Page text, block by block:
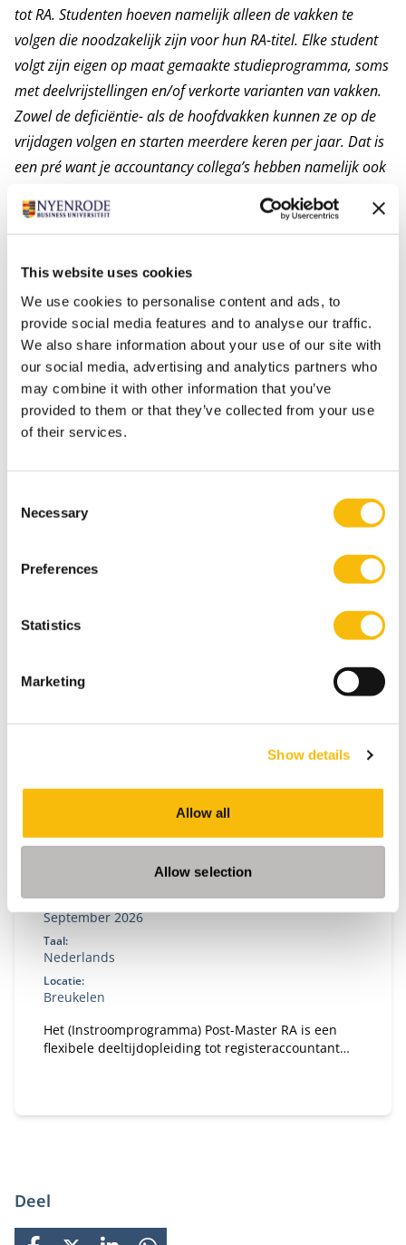
This website uses cookies
We use cookies to personalise content and ads, to
provide social media features and to analyse our traffic.
We also share information about your use of our site with
our social media, advertising and analytics partners who
may combine it with other information that you’ve
provided to them or that they’ve collected from your use
of their services.
Selection
Necessary
Preferences
Statistics
Marketing
Show details
Allow all
Allow selection
tot RA. Studenten hoeven namelijk alleen de vakken te
volgen die noodzakelijk zijn voor hun RA-titel. Elke student
volgt zijn eigen op maat gemaakte studieprogramma, soms
met deelvrijstellingen en/of verkorte varianten van vakken.
Zowel de deficiëntie- als de hoofdvakken kunnen ze op de
vrijdagen volgen en starten meerdere keren per jaar. Dat is
een pré want je accountancy collega’s hebben namelijk ook
Wo-studenten kunnen vrijblijvend informeren naar een
Mieke: "Het geeft mij veel voldoening om met de studenten
mee te denken hoe zij zo efficiënt en snel mogelijk hun RA-
titel kunnen behalen zonder de kwaliteit uit het oog te
verliezen.“
Tags
Post-Master RA Custom Made
Gerelateerde opleidingen
Startdatum:
September 2026
Taal:
Nederlands
Locatie:
Breukelen
Het (Instroomprogramma) Post-Master RA is een
flexibele deeltijdopleiding tot registeraccountant
nodig in een financiële, economische of
Deel